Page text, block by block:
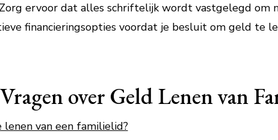
ervoor dat alles schriftelijk wordt vastgelegd om
financieringsopties voordat je besluit om geld te
over Geld Lenen van
van een familielid?